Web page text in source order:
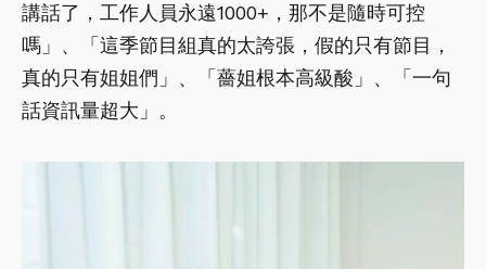
講話了，工作人員永遠1000+，那不是隨時可控
嗎」、「這季節目組真的太誇張，假的只有節目，
真的只有姐姐們」、「薔姐根本高級酸」、「一句
話資訊量超大」。